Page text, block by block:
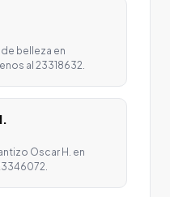
belleza en
al 23318632.
Oscar H. en